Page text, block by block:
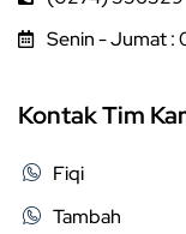
Senin - Jumat :
Kontak Tim
Fiqi
Tambah